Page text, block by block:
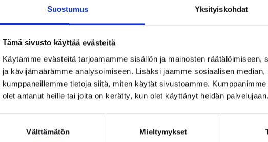
Suostumus Yksityiskohdat
Tämä sivusto käyttää evästeitä
Käytämme evästeitä tarjoamamme sisällön ja mainosten räätälöimiseen,
ja kävijämäärämme analysoimiseen. Lisäksi jaamme sosiaalisen
kumppaneillemme tietoja siitä, miten käytät sivustoamme.
olet antanut heille tai joita on kerätty, kun olet käyttänyt heidän palvelujaan.
Välttämätön Mieltymykset
kommentoidaksesi.
Ihmisiä, iloa ja
ETUSIVU (ENGLISH)